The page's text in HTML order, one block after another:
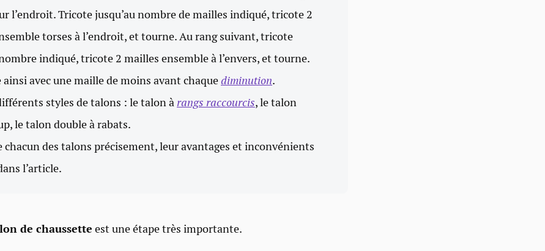
l’endroit. Tricote jusqu’au nombre de mailles indiqué, tricote 2
torses à l’endroit, et tourne. Au rang suivant, tricote
indiqué, tricote 2 mailles ensemble à l’envers, et tourne.
avec une maille de moins avant chaquediminution.
styles de talons : le talon à rangs raccourcis, le talon
le talon double à rabats.
chacun des talons précisement, leur avantages et inconvénients
l’article.
de chaussette est une étape très importante.